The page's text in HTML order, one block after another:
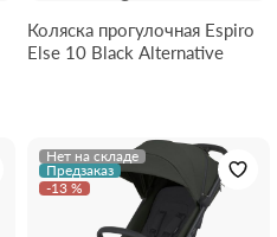
Коляска прогулочная Espiro
Else 10 Black Alternative
Нет на складе
Предзаказ
-13 %